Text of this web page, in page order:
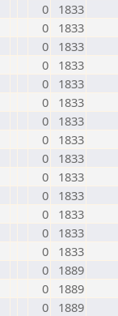
0
1833
0
1833
0
1833
0
1833
0
1833
0
1833
0
1833
0
1833
0
1833
0
1833
0
1833
0
1833
0
1833
0
1833
0
1889
0
1889
0
1889